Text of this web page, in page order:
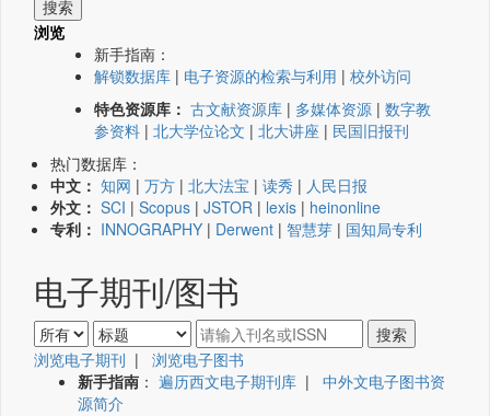
浏览
新手指南：
解锁数据库 | 电子资源的检索与利用 | 校外访问
特色资源库： 古文献资源库 | 多媒体资源 | 数字教
参资料 | 北大学位论文 | 北大讲座 | 民国旧报刊
热门数据库：
中文： 知网 | 万方 | 北大法宝 | 读秀 | 人民日报
外文： SCI | Scopus | JSTOR | lexis | heinonline
专利： INNOGRAPHY | Derwent | 智慧芽 | 国知局专利
电子期刊/图书
浏览电子期刊 | 浏览电子图书
新手指南 ： 遍历西文电子期刊库 | 中外文电子图书资
源简介